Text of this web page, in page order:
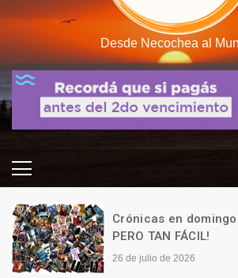
Desde Necochea al
Crónicas en domingo.
PERO TAN FÁCIL!
26 de julio de 2026